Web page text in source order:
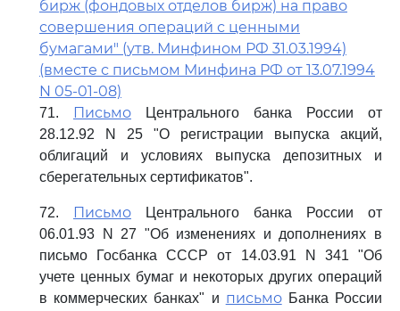
бирж (фондовых отделов бирж) на право
совершения операций с ценными
бумагами" (утв. Минфином РФ 31.03.1994)
(вместе с письмом Минфина РФ от 13.07.1994
N 05-01-08)
71. Письмо Центрального банка России от
28.12.92 N 25 "О регистрации выпуска акций,
облигаций и условиях выпуска депозитных и
сберегательных сертификатов".
72. Письмо Центрального банка России от
06.01.93 N 27 "Об изменениях и дополнениях в
письмо Госбанка СССР от 14.03.91 N 341 "Об
учете ценных бумаг и некоторых других операций
в коммерческих банках" и письмоБанка России